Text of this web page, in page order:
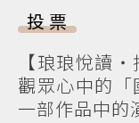
投票
【琅琅悅讀
觀眾心中的
一部作品中的